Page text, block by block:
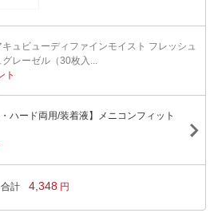
ュビューディファインモイスト フレッシュ
レーゼル（30枚入...
ト
ハード両用/装着液】メニコンフィット
合計 4,348 円